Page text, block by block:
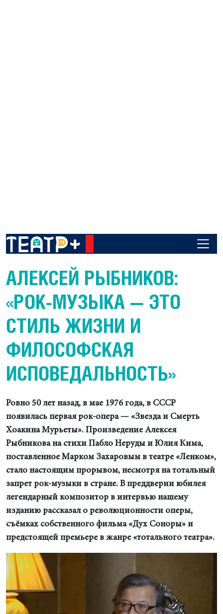
АЛЕКСЕЙ РЫБНИКОВ:
«РОК-МУЗЫКА — ЭТО
СТИЛЬ ЖИЗНИ И
ФИЛОСОФСКАЯ
ИСПОВЕДАЛЬНОСТЬ»
Ровно 50 лет назад, в мае 1976 года, в СССР
появилась первая рок-опера — «Звезда и Смерть
Хоакина Мурьеты». Произведение Алексея
Рыбникова на стихи Пабло Неруды и Юлия Кима,
поставленное Марком Захаровым в театре «Ленком»,
стало настоящим прорывом, несмотря на тотальный
запрет рок-музыки в стране. В преддверии юбилея
легендарный композитор в интервью нашему
изданию рассказал о революционности оперы,
съёмках собственного фильма «Дух Соноры» и
предстоящей премьере в жанре «тотального театра».